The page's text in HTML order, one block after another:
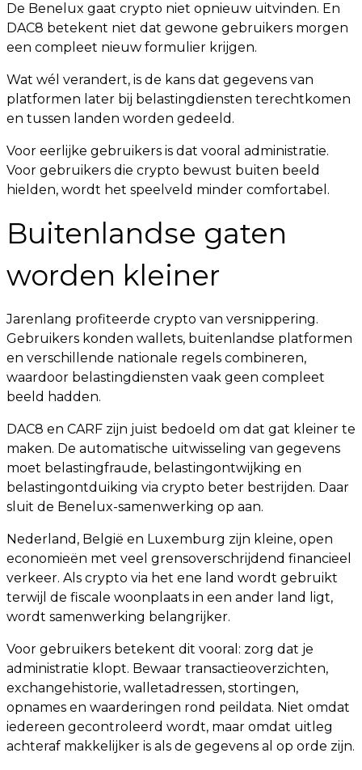
De Benelux gaat crypto niet opnieuw uitvinden. En
DAC8 betekent niet dat gewone gebruikers morgen
een compleet nieuw formulier krijgen.
Wat wél verandert, is de kans dat gegevens van
platformen later bij belastingdiensten terechtkomen
en tussen landen worden gedeeld.
Voor eerlijke gebruikers is dat vooral administratie.
Voor gebruikers die crypto bewust buiten beeld
hielden, wordt het speelveld minder comfortabel.
Buitenlandse gaten
worden kleiner
Jarenlang profiteerde crypto van versnippering.
Gebruikers konden wallets, buitenlandse platformen
en verschillende nationale regels combineren,
waardoor belastingdiensten vaak geen compleet
beeld hadden.
DAC8 en CARF zijn juist bedoeld om dat gat kleiner te
maken. De automatische uitwisseling van gegevens
moet belastingfraude, belastingontwijking en
belastingontduiking via crypto beter bestrijden. Daar
sluit de Benelux-samenwerking op aan.
Nederland, België en Luxemburg zijn kleine, open
economieën met veel grensoverschrijdend financieel
verkeer. Als crypto via het ene land wordt gebruikt
terwijl de fiscale woonplaats in een ander land ligt,
wordt samenwerking belangrijker.
Voor gebruikers betekent dit vooral: zorg dat je
administratie klopt. Bewaar transactieoverzichten,
exchangehistorie, walletadressen, stortingen,
opnames en waarderingen rond peildata. Niet omdat
iedereen gecontroleerd wordt, maar omdat uitleg
achteraf makkelijker is als de gegevens al op orde zijn.